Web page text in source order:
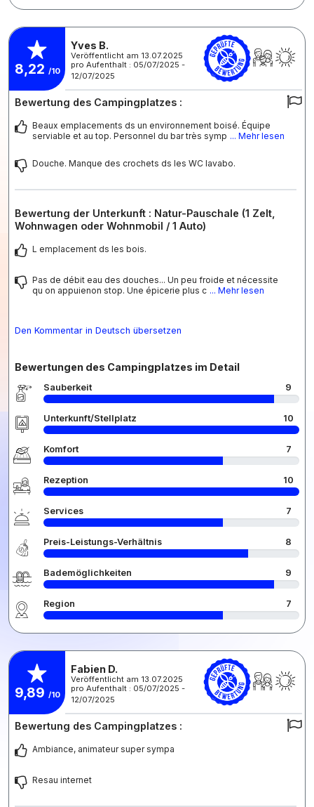
8,22 /10
Yves B.
Veröffentlicht am 13.07.2025
pro Aufenthalt : 05/07/2025 -
12/07/2025
Bewertung des Campingplatzes :
Beaux emplacements ds un environnement boisé. Équipe
serviable et au top. Personnel du bar très symp ... Mehr lesen
Douche. Manque des crochets ds les WC lavabo.
Bewertung der Unterkunft : Natur-Pauschale (1 Zelt,
Wohnwagen oder Wohnmobil / 1 Auto)
L emplacement ds les bois.
Pas de débit eau des douches... Un peu froide et nécessite
qu on appuienon stop. Une épicerie plus c ... Mehr lesen
Den Kommentar in Deutsch übersetzen
Bewertungen des Campingplatzes im Detail
Sauberkeit 9
Unterkunft/Stellplatz 10
Komfort 7
Rezeption 10
Services 7
Preis-Leistungs-Verhältnis 8
Bademöglichkeiten 9
Region 7
9,89 /10
Fabien D.
Veröffentlicht am 13.07.2025
pro Aufenthalt : 05/07/2025 -
12/07/2025
Bewertung des Campingplatzes :
Ambiance, animateur super sympa
Resau internet